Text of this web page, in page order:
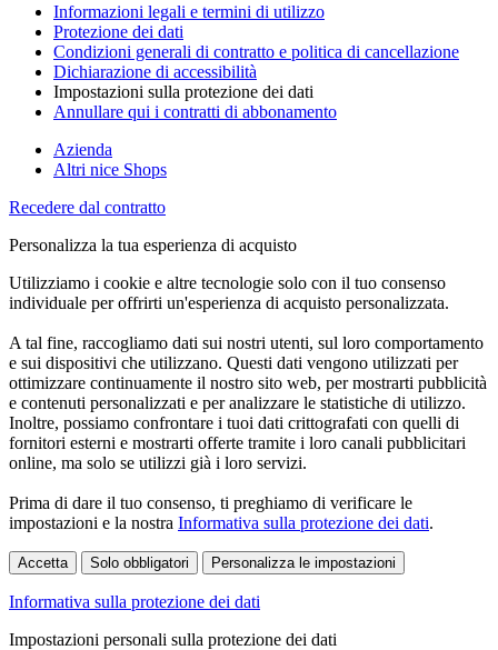
Informazioni legali e termini di utilizzo
Protezione dei dati
Condizioni generali di contratto e politica di cancellazione
Dichiarazione di accessibilità
Impostazioni sulla protezione dei dati
Annullare qui i contratti di abbonamento
Azienda
Altri nice Shops
Recedere dal contratto
Personalizza la tua esperienza di acquisto
Utilizziamo i cookie e altre tecnologie solo con il tuo consenso
individuale per offrirti un'esperienza di acquisto personalizzata.
A tal fine, raccogliamo dati sui nostri utenti, sul loro comportamento
e sui dispositivi che utilizzano. Questi dati vengono utilizzati per
ottimizzare continuamente il nostro sito web, per mostrarti pubblicità
e contenuti personalizzati e per analizzare le statistiche di utilizzo.
Inoltre, possiamo confrontare i tuoi dati crittografati con quelli di
fornitori esterni e mostrarti offerte tramite i loro canali pubblicitari
online, ma solo se utilizzi già i loro servizi.
Prima di dare il tuo consenso, ti preghiamo di verificare le
impostazioni e la nostra Informativa sulla protezione dei dati.
Accetta Solo obbligatori Personalizza le impostazioni
Informativa sulla protezione dei dati
Impostazioni personali sulla protezione dei dati